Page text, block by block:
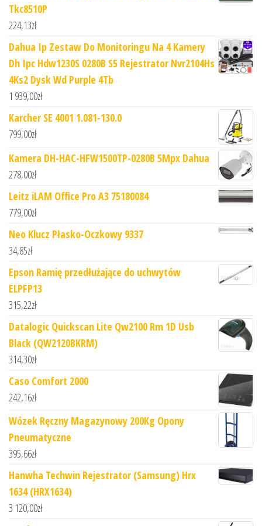
Tkc8510P
224,13zł
Dahua Ip Zestaw Do Monitoringu Na 4 Kamery
Dh Ipc Hdw1230S 0280B S5 Rejestrator Nvr2104Hs
4Ks2 Dysk Wd Purple 4Tb
1 939,00zł
Karcher SE 4001 1.081-130.0
799,00zł
Kamera DH-HAC-HFW1500TP-0280B 5Mpx Dahua
278,00zł
Leitz iLAM Office Pro A3 75180084
779,00zł
Neo Klucz Płasko-Oczkowy 9337
34,85zł
Epson Ramię przedłużające do uchwytów
ELPFP13
315,22zł
Datalogic Quickscan Lite Qw2100 Rm 1D Usb
Black (QW2120BKRM)
314,30zł
Caso Comfort 2000
242,16zł
Wózek Ręczny Magazynowy 200Kg Opony
Pneumatyczne
395,66zł
Hanwha Techwin Rejestrator (Samsung) Hrx
1634 (HRX1634)
3 120,00zł